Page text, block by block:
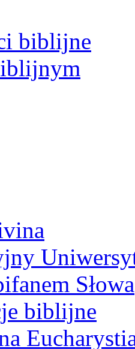
biblijne
Słowa
biblijne